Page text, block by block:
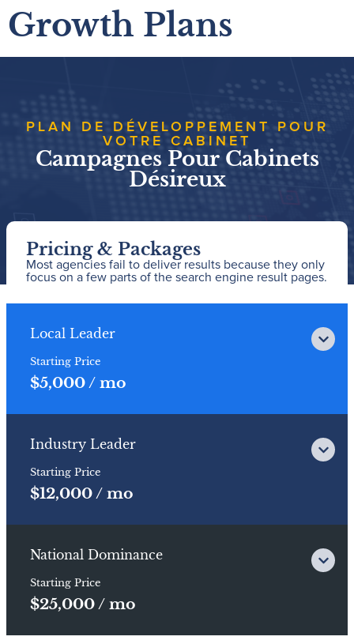
Growth Plans
PLAN DE DÉVELOPPEMENT POUR
VOTRE CABINET
Campagnes Pour Cabinets
Désireux
Pricing & Packages
Most agencies fail to deliver results because they only
focus on a few parts of the search engine result pages.
Local Leader
Starting Price
$5,000 / mo
Industry Leader
Starting Price
$12,000 / mo
National Dominance
Starting Price
$25,000 / mo